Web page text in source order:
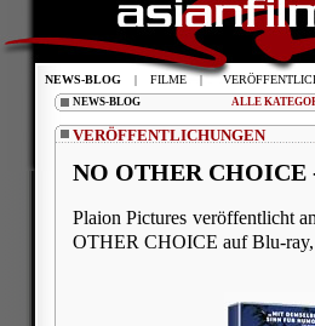
NEWS-BLOG | FILME |
ALLE
NEWS-BLOG
VERÖFFENTLICHUNGEN
NO OTHER
Plaion Pictures veröffentlicht
OTHER CHOICE auf Blu-